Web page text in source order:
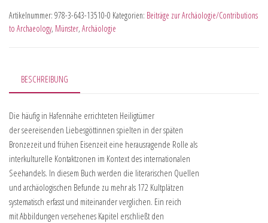
Artikelnummer: 978-3-643-13510-0 Kategorien: Beiträge zur Archäologie/Contributions
to Archaeology, Münster, Archäologie
BESCHREIBUNG
Die häufig in Hafennähe errichteten Heiligtümer
der seereisenden Liebesgöttinnen spielten in der späten
Bronzezeit und frühen Eisenzeit eine herausragende Rolle als
interkulturelle Kontaktzonen im Kontext des internationalen
Seehandels. In diesem Buch werden die literarischen Quellen
und archäologischen Befunde zu mehr als 172 Kultplätzen
systematisch erfasst und miteinander verglichen. Ein reich
mit Abbildungen versehenes Kapitel erschließt den